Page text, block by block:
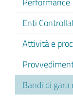
Enti
Attività e
Bandi di